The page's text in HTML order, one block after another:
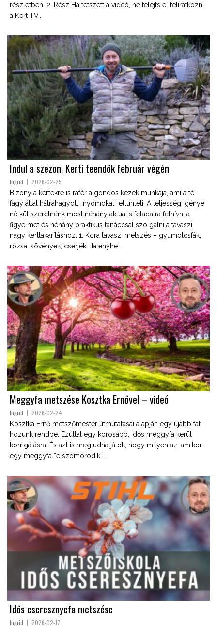
részletben. 2. Rész Ha tetszett a videó, ne felejts el feliratkozni
a Kert TV...
Indul a szezon! Kerti teendők február végén
Ingrid 2026-02-25
Bizony a kertekre is ráfér a gondos kezek munkája, ami a téli
fagy által hátrahagyott „nyomokat” eltünteti. A teljesség igénye
nélkül szeretnénk most néhány aktuális feladatra felhívni a
figyelmet és néhány praktikus tanáccsal szolgálni a tavaszi
nagy kerttakarításhoz. 1. Kora tavaszi metszés – gyümölcsfák,
rózsa, sövények, cserjék Ha enyhe...
Meggyfa metszése Kosztka Ernővel – videó
Ingrid 2026-02-24
Kosztka Ernő metszőmester útmutatásai alapján egy újabb fát
hozunk rendbe. Ezúttal egy korosabb, idős meggyfa kerül
korrigálásra. És azt is megtudhatjátok, hogy milyen az, amikor
egy meggyfa “elszomorodik”....
Idős cseresznyefa metszése
Ingrid 2026-02-17